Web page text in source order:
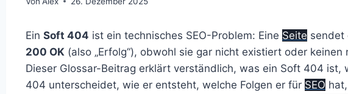
Ein Soft 404 ist ein technisches SEO-Problem: Eine Seite sendet
200 OK (also „Erfolg“), obwohl sie gar nicht existiert oder
Dieser Glossar-Beitrag erklärt verständlich, was ein Soft 404 ist,
404 unterscheidet, wie er entsteht, welche Folgen er für SEO